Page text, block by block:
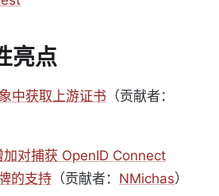
亮点
中获取上游证书 （贡献者：
加对捕获 OpenID Connect
的支持 （贡献者： NMichas）